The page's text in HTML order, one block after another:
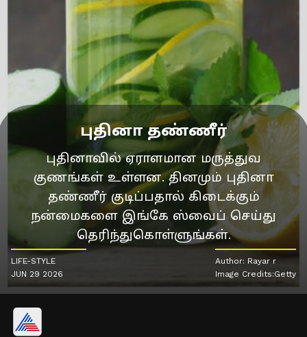
புதினா தண்ணீர்
புதினாவில் ஏராளமான மருத்துவ
குணங்கள் உள்ளன. தினமும் புதினா
தண்ணீர் குடிப்பதால் கிடைக்கும்
நன்மைகளை இங்கே ஸ்வைப் செய்து
தெரிந்துகொள்ளுங்கள்.
LIFE-STYLE
JUN 29 2026
Author: Rayar r
Image Credits:Getty